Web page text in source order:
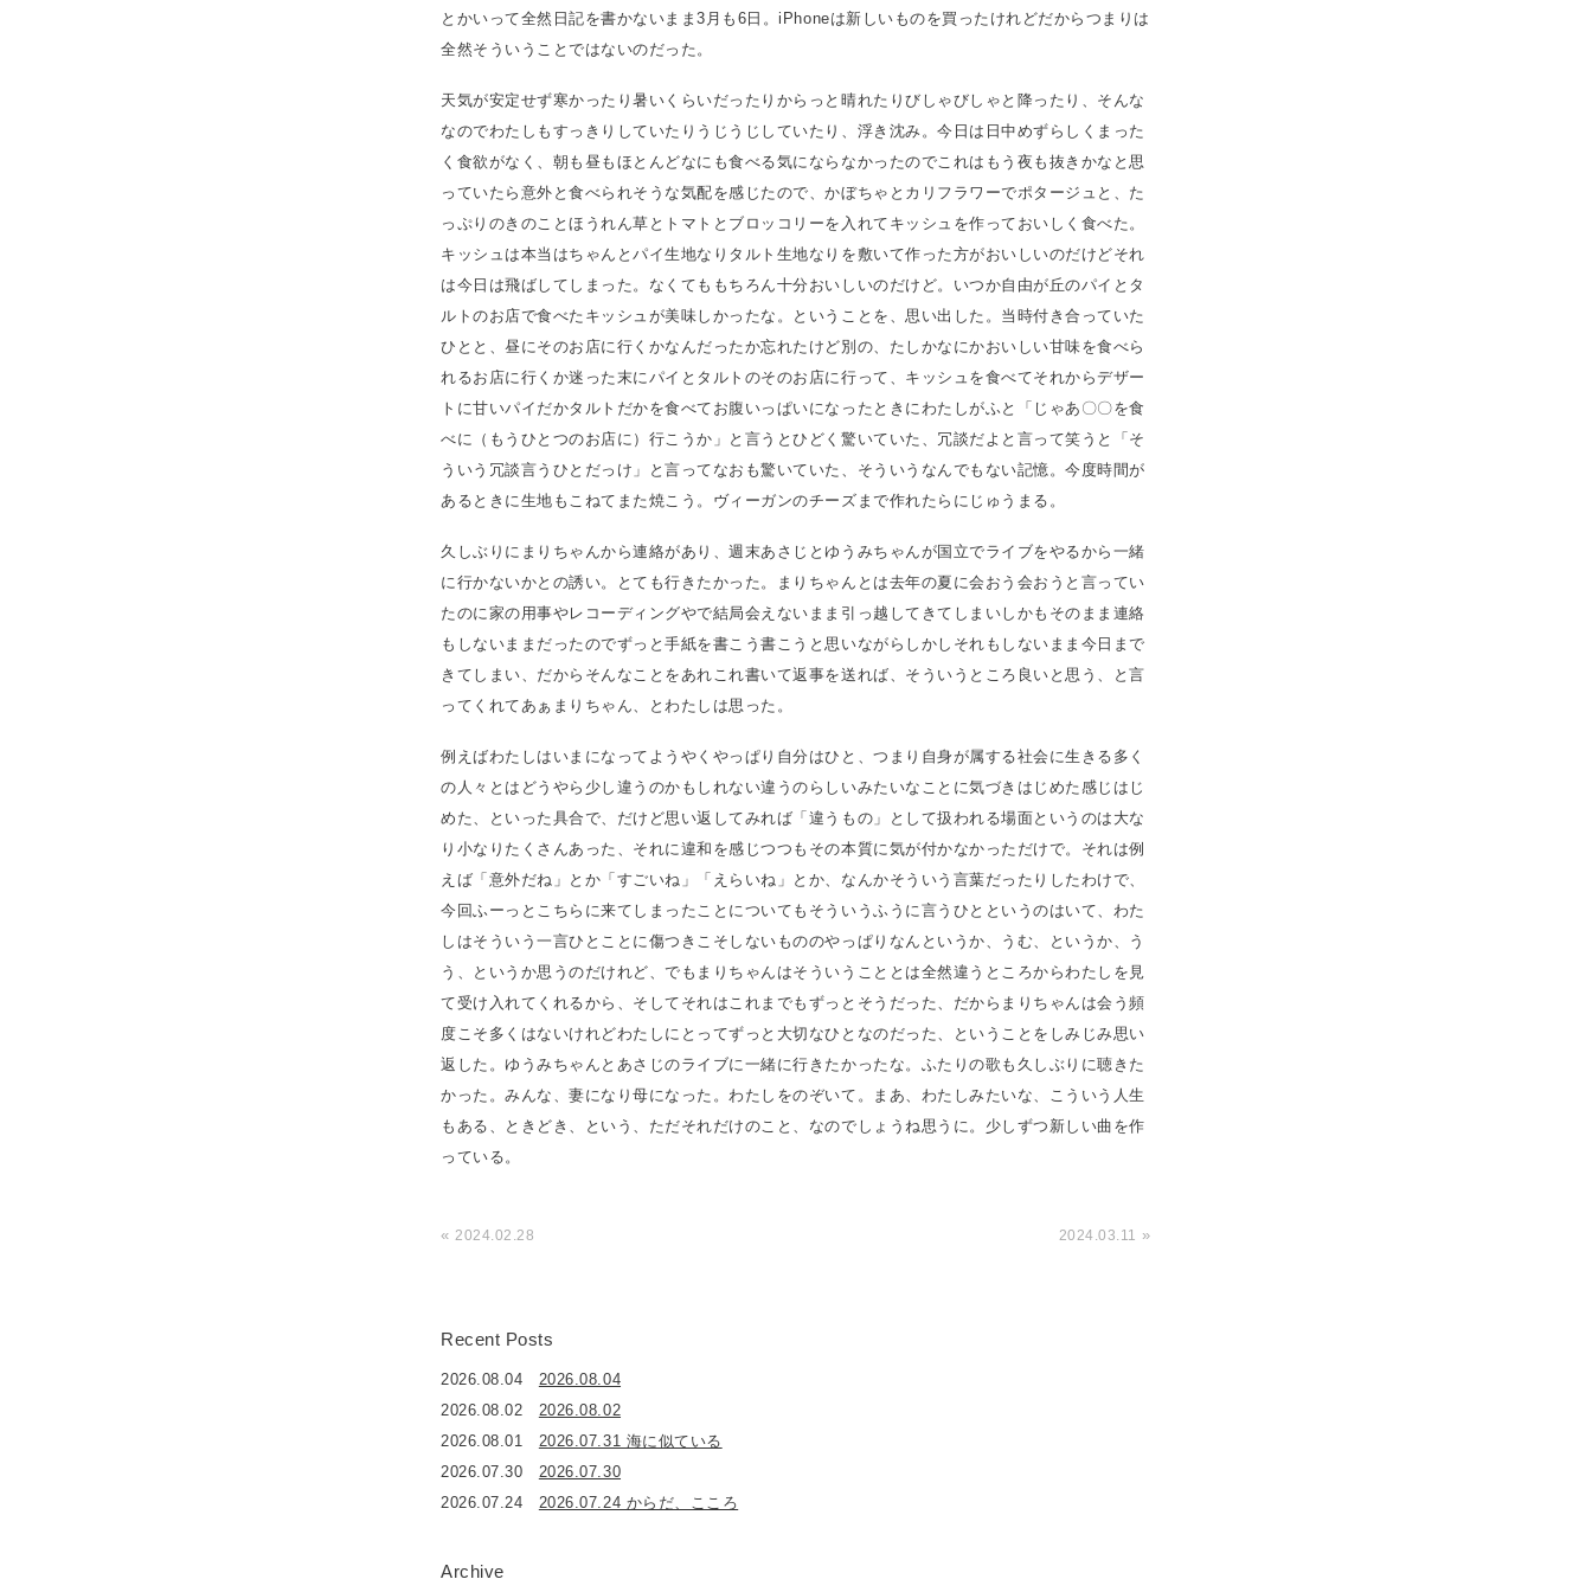
とかいって全然日記を書かないまま3月も6日。iPhoneは新しいものを買ったけれどだからつまりは
全然そういうことではないのだった。
天気が安定せず寒かったり暑いくらいだったりからっと晴れたりびしゃびしゃと降ったり、そんな
なのでわたしもすっきりしていたりうじうじしていたり、浮き沈み。今日は日中めずらしくまった
く食欲がなく、朝も昼もほとんどなにも食べる気にならなかったのでこれはもう夜も抜きかなと思
っていたら意外と食べられそうな気配を感じたので、かぼちゃとカリフラワーでポタージュと、た
っぷりのきのことほうれん草とトマトとブロッコリーを入れてキッシュを作っておいしく食べた。
キッシュは本当はちゃんとパイ生地なりタルト生地なりを敷いて作った方がおいしいのだけどそれ
は今日は飛ばしてしまった。なくてももちろん十分おいしいのだけど。いつか自由が丘のパイとタ
ルトのお店で食べたキッシュが美味しかったな。ということを、思い出した。当時付き合っていた
ひとと、昼にそのお店に行くかなんだったか忘れたけど別の、たしかなにかおいしい甘味を食べら
れるお店に行くか迷った末にパイとタルトのそのお店に行って、キッシュを食べてそれからデザー
トに甘いパイだかタルトだかを食べてお腹いっぱいになったときにわたしがふと「じゃあ〇〇を食
べに（もうひとつのお店に）行こうか」と言うとひどく驚いていた、冗談だよと言って笑うと「そ
ういう冗談言うひとだっけ」と言ってなおも驚いていた、そういうなんでもない記憶。今度時間が
あるときに生地もこねてまた焼こう。ヴィーガンのチーズまで作れたらにじゅうまる。
久しぶりにまりちゃんから連絡があり、週末あさじとゆうみちゃんが国立でライブをやるから一緒
に行かないかとの誘い。とても行きたかった。まりちゃんとは去年の夏に会おう会おうと言ってい
たのに家の用事やレコーディングやで結局会えないまま引っ越してきてしまいしかもそのまま連絡
もしないままだったのでずっと手紙を書こう書こうと思いながらしかしそれもしないまま今日まで
きてしまい、だからそんなことをあれこれ書いて返事を送れば、そういうところ良いと思う、と言
ってくれてあぁまりちゃん、とわたしは思った。
例えばわたしはいまになってようやくやっぱり自分はひと、つまり自身が属する社会に生きる多く
の人々とはどうやら少し違うのかもしれない違うのらしいみたいなことに気づきはじめた感じはじ
めた、といった具合で、だけど思い返してみれば「違うもの」として扱われる場面というのは大な
り小なりたくさんあった、それに違和を感じつつもその本質に気が付かなかっただけで。それは例
えば「意外だね」とか「すごいね」「えらいね」とか、なんかそういう言葉だったりしたわけで、
今回ふーっとこちらに来てしまったことについてもそういうふうに言うひとというのはいて、わた
しはそういう一言ひとことに傷つきこそしないもののやっぱりなんというか、うむ、というか、う
う、というか思うのだけれど、でもまりちゃんはそういうこととは全然違うところからわたしを見
て受け入れてくれるから、そしてそれはこれまでもずっとそうだった、だからまりちゃんは会う頻
度こそ多くはないけれどわたしにとってずっと大切なひとなのだった、ということをしみじみ思い
返した。ゆうみちゃんとあさじのライブに一緒に行きたかったな。ふたりの歌も久しぶりに聴きた
かった。みんな、妻になり母になった。わたしをのぞいて。まあ、わたしみたいな、こういう人生
もある、ときどき、という、ただそれだけのこと、なのでしょうね思うに。少しずつ新しい曲を作
っている。
« 2024.02.28 2024.03.11 »
Recent Posts
2026.08.04
2026.08.04
2026.08.02
2026.08.02
2026.08.01
2026.07.31 海に似ている
2026.07.30
2026.07.30
2026.07.24
2026.07.24 からだ、こころ
Archive